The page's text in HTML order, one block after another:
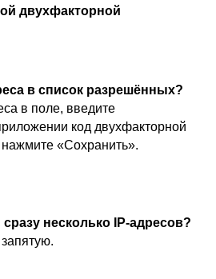
двухфакторной
в список разрешённых?
в поле, введите
код двухфакторной
«Сохранить».
несколько IP-адресов?